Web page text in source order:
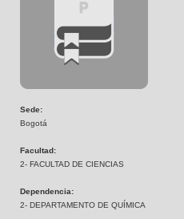
Sede:
Bogotá
Facultad:
2- FACULTAD DE CIENCIAS
Dependencia:
2- DEPARTAMENTO DE QUÍMICA